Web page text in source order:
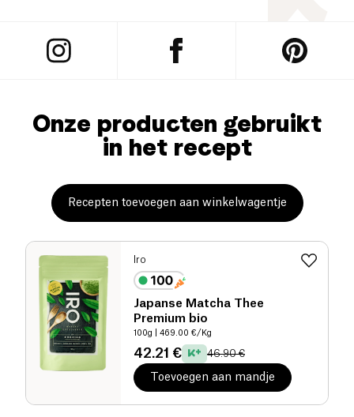
Onze producten gebruikt
in het recept
Recepten toevoegen aan winkelwagentje
Iro
Japanse Matcha Thee
Premium bio
100g | 469.00 €/Kg
42.21 € 46.90 €
Toevoegen aan mandje